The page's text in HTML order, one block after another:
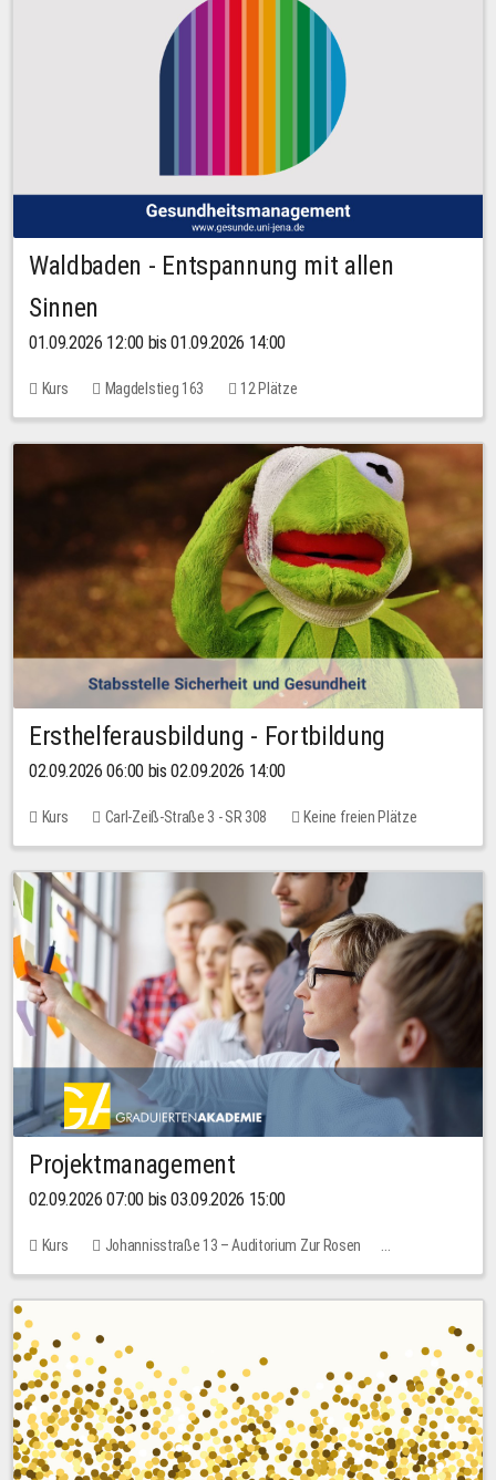
Waldbaden - Entspannung mit allen
Sinnen
01.09.2026 12:00 bis 01.09.2026 14:00
Kurs Magdelstieg 163 12 Plätze
Ersthelferausbildung - Fortbildung
02.09.2026 06:00 bis 02.09.2026 14:00
Kurs Carl-Zeiß-Straße 3 - SR 308 Keine freien Plätze
Projektmanagement
02.09.2026 07:00 bis 03.09.2026 15:00
Kurs
Johannisstraße 13 – Auditorium Zur Rosen
Keine freien Plätze
30,00 EUR